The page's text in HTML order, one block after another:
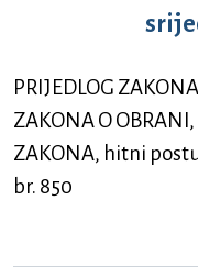
PRIJEDLOG
ZAKONA O
ZAKONA, hitni
br. 850